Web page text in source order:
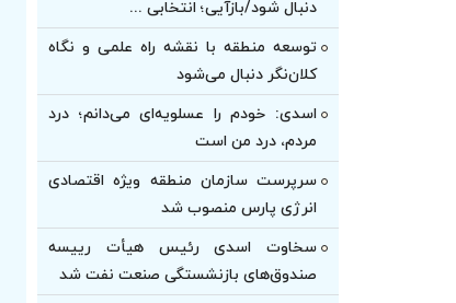
دنبال شود/بازآیی؛ انتخابی ...
توسعه منطقه با نقشه راه علمی و نگاه
کلان‌نگر دنبال می‌شود
اسدی: خودم را عسلویه‌ای می‌دانم؛ درد
مردم، درد من است
سرپرست سازمان منطقه ویژه اقتصادی
انرژی پارس منصوب شد
سخاوت اسدی رئیس هیأت‌ رییسه
صندوق‌های بازنشستگی صنعت نفت شد